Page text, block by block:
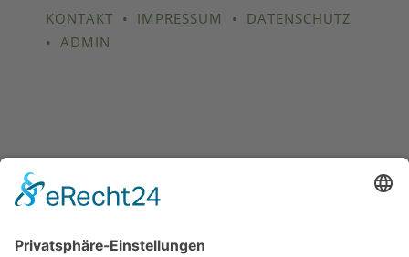
KONTAKT • IMPRESSUM • DATENSCHUTZ
• ADMIN